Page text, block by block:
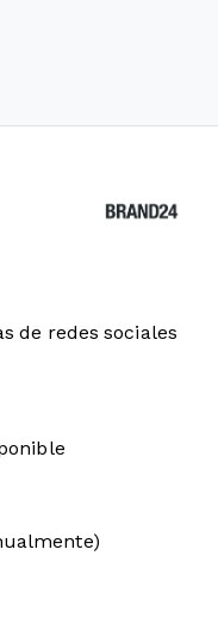
de redes sociales